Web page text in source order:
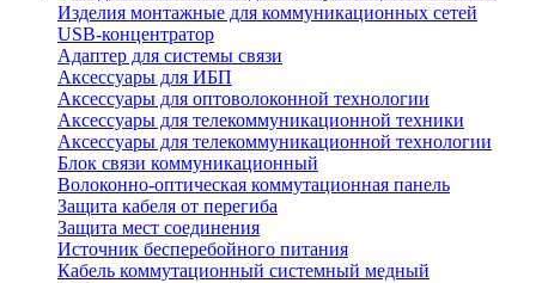
Изделия монтажные для коммуникационных сетей
USB-концентратор
Адаптер для системы связи
Аксессуары для ИБП
Аксессуары для оптоволоконной технологии
Аксессуары для телекоммуникационной техники
Аксессуары для телекоммуникационной технологии
Блок связи коммуникационный
Волоконно-оптическая коммутационная панель
Защита кабеля от перегиба
Защита мест соединения
Источник бесперебойного питания
Кабель коммутационный системный медный